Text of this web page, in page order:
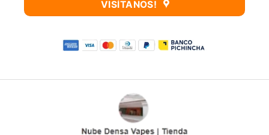
VISÍTANOS!